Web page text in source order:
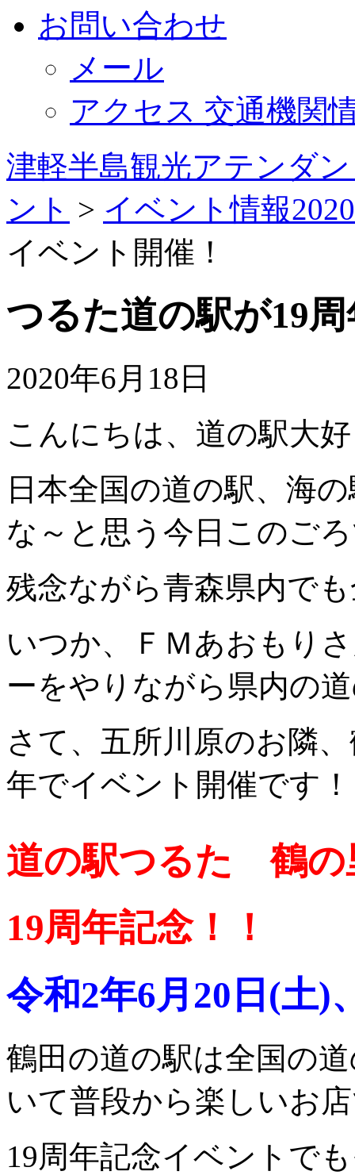
お問い合わせ
メール
アクセス 交通機関
津軽半島観光アテンダ
ント > イベント情報2020
イベント開催！
つるた道の駅が19
2020年6月18日
こんにちは、道の駅大
日本全国の道の駅、海
な～と思う今日このご
残念ながら青森県内で
いつか、ＦＭあおもり
ーをやりながら県内の
さて、五所川原のお隣
年でイベント開催です！
道の駅つるた 鶴の
19周年記念！！
令和2年6月20日(土
鶴田の道の駅は全国の
いて普段から楽しいお
19周年記念イベントで